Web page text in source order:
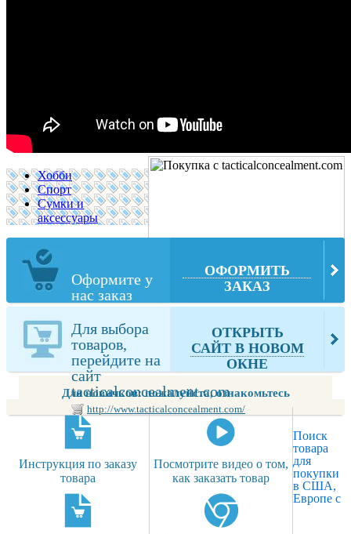
Хобби
Спорт
Сумки и
аксессуары
Оформите у
нас заказ
выбранных
Вами товаров
из
tacticalconcealment.com
ОФОРМИТЬ
ЗАКАЗ
Для выбора
товаров,
перейдите на
сайт
tacticalconcealment.com
http://www.tacticalconcealment.com/
ОТКРЫТЬ
САЙТ В НОВОМ
ОКНЕ
Для новичков: пожалуйста, ознакомьтесь
Инструкция по заказу
товара
Посмотрите видео о том,
как заказать товар
Поиск
товара
для
покупки
в США,
Европе с